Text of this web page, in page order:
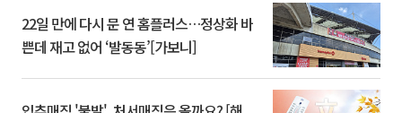
22일 만에 다시 문 연 홈플러스…정상화 바
쁜데 재고 없어 ‘발동동’[가보니]